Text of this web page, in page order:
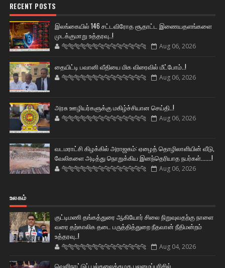
RECENT POSTS
இலங்கையில் 146 சட்டவிரோத சூதாட்ட இணையதளங்களை
முடக்குமாறு உத்தரவு..!
🐅🐅🐅🐅🐅🐅🐆🐆🐆🐆🐆🐆🐆🐆 Aug 06, 2026
தையிட்டி பவானி வீதியை மிக விரைவில் மீட்போம்..!
🐅🐅🐅🐅🐅🐅🐆🐆🐆🐆🐆🐆🐆🐆 Aug 06, 2026
அரசு ஊழியர்களுக்கு மகிழ்ச்சியான செய்தி..!
🐅🐅🐅🐅🐅🐅🐆🐆🐆🐆🐆🐆🐆🐆 Aug 06, 2026
வடமராட்சி கிழக்கில் அராஜகம்: ஏழைத் தொழிலாளியின் வீடு,
வேலிகளை அடித்து நொறுக்கிய இனந்தெரியாத நபர்கள்.......!
🐅🐅🐅🐅🐅🐅🐆🐆🐆🐆🐆🐆🐆🐆 Aug 06, 2026
உலகம்
குட்டிமணி தங்கத்துரை ஆகியோர் சிலை நிறுவுவதற்கு நாளை
வரை தற்காலிக தடை பருத்தித்துறை நீதவான் நீதிமன்றம்
உத்தரவு..!
🐅🐅🐅🐅🐅🐅🐆🐆🐆🐆🐆🐆🐆🐆 Aug 04, 2026
வெளிநாட்டுப் பல்கலைக்கழக புலமைப்பரிசில்